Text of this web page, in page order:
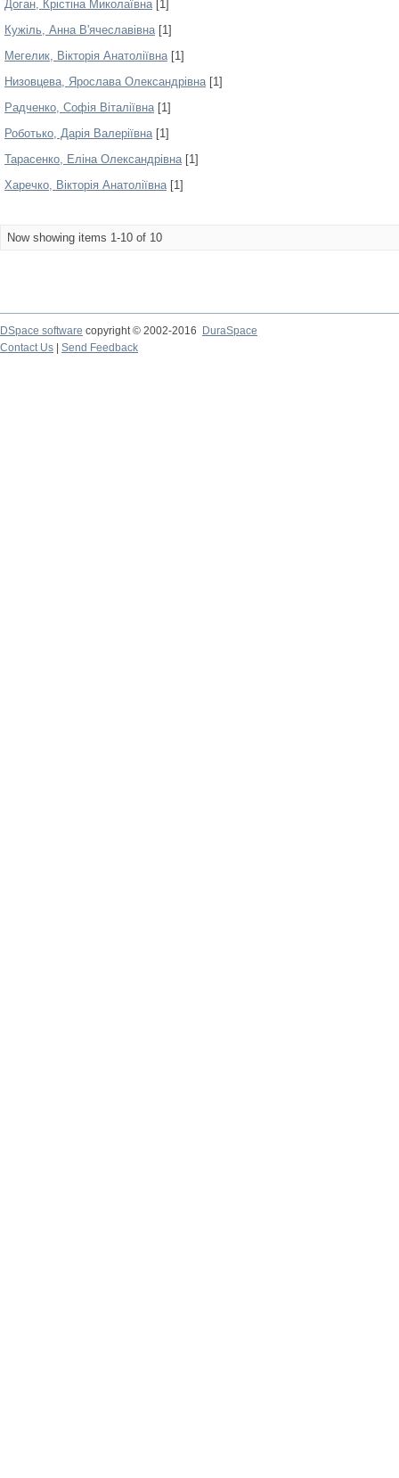
Доган, Крістіна Миколаївна[1]
Кужіль, Анна В'ячеславівна[1]
Мегелик, Вікторія Анатоліївна[1]
Низовцева, Ярослава Олександрівна[1]
Радченко, Софія Віталіївна[1]
Роботько, Дарія Валеріївна[1]
Тарасенко, Еліна Олександрівна[1]
Харечко, Вікторія Анатоліївна[1]
Now showing items 1-10 of 10
DSpace software copyright © 2002-2016
DuraSpace
Contact Us
Send Feedback